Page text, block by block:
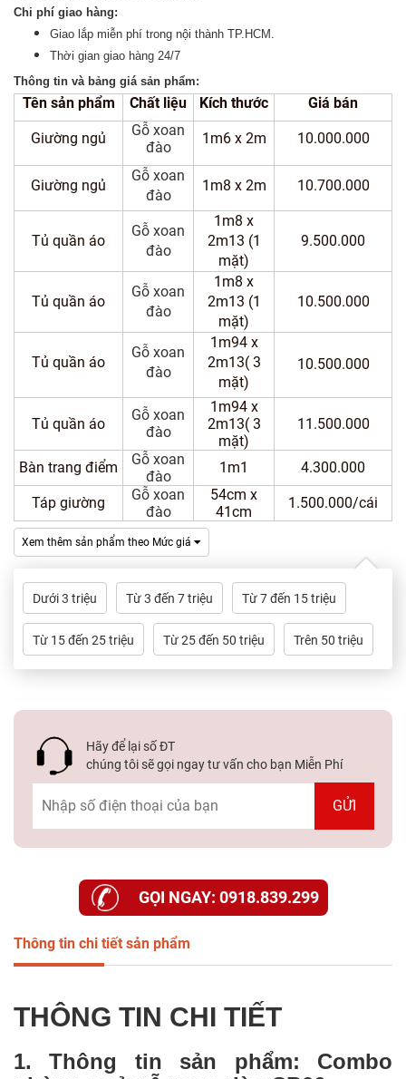
Phẩm
Thiệu
Kiến
Thức
Hệ
Chi phí giao hàng:
Giao lắp miễn phí trong nội thành TP.HCM.
Thời gian giao hàng 24/7
Thông tin và bảng giá sản phẩm:
Tên sản phẩm Chất liệu Kích thước Giá bán
Giường ngủ
Gỗ xoan
đào
1m6 x 2m 10.000.000
Giường ngủ
Gỗ xoan
đào
1m8 x 2m 10.700.000
Tủ quần áo
Gỗ xoan
đào
1m8 x
2m13 (1
mặt)
9.500.000
Tủ quần áo
Gỗ xoan
đào
1m8 x
2m13 (1
mặt)
10.500.000
Tủ quần áo
Gỗ xoan
đào
1m94 x
2m13( 3
mặt)
10.500.000
Tủ quần áo
Gỗ xoan
đào
1m94 x
2m13( 3
mặt)
11.500.000
Bàn trang điểm
Gỗ xoan
đào
1m1 4.300.000
Táp giường
Gỗ xoan
đào
54cm x
41cm
1.500.000/cái
Xem thêm sản phẩm theo Mức giá
Dưới 3 triệu Từ 3 đến 7 triệu Từ 7 đến 15 triệu
Từ 15 đến 25 triệu Từ 25 đến 50 triệu Trên 50 triệu
Hãy để lại số ĐT
chúng tôi sẽ gọi ngay tư vấn cho bạn Miễn Phí
GỌI NGAY: 0918.839.299
Thông tin chi tiết sản phẩm
THÔNG TIN CHI TIẾT
1. Thông tin sản phẩm: Combo